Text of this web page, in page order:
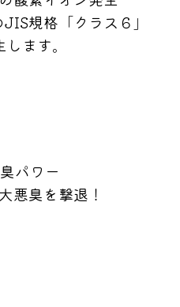
規格「クラス６」
ます。
パワー
悪臭を撃退！